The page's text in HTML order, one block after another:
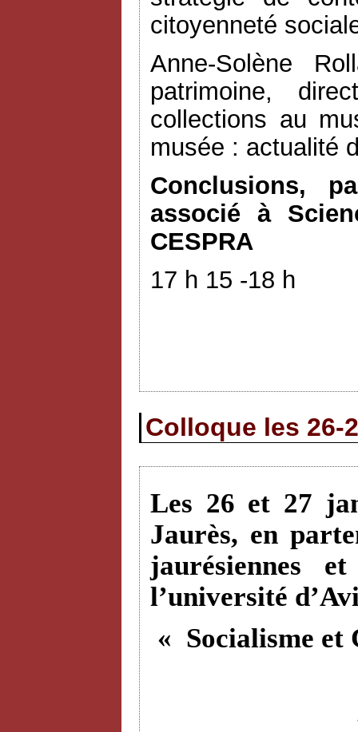
citoyenneté
Anne-Solène
patrimoine,
collections au
musée : actualité
Conclusions,
associé à
CESPRA
17 h 15 -18 h
Colloque les 26-
Les 26 et 27
Jaurès, en
jaurésiennes
l’université
« Socialisme et